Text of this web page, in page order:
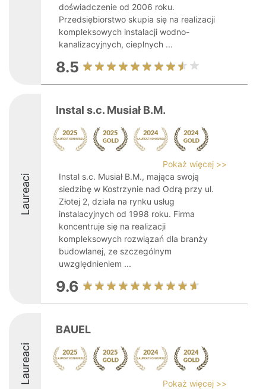
doświadczenie od 2006 roku.
Przedsiębiorstwo skupia się na realizacji
kompleksowych instalacji wodno-
kanalizacyjnych, cieplnych ...
8.5
Laureaci
Instal s.c. Musiał B.M.
Pokaż więcej >>
Instal s.c. Musiał B.M., mająca swoją
siedzibę w Kostrzynie nad Odrą przy ul.
Złotej 2, działa na rynku usług
instalacyjnych od 1998 roku. Firma
koncentruje się na realizacji
kompleksowych rozwiązań dla branży
budowlanej, ze szczególnym
uwzględnieniem ...
9.6
Laureaci
BAUEL
Pokaż więcej >>